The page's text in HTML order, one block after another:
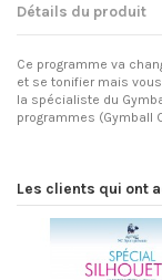
Détails du produit
Ce programme va
et se tonifier mais
la spécialiste du
programmes (Gymball
Les clients qui ont